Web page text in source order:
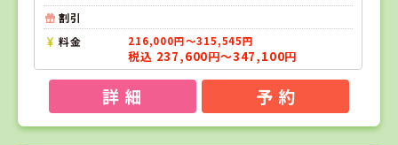
割引
料金
216,000円～315,545円
税込 237,600円～347,100円
詳 細 予 約